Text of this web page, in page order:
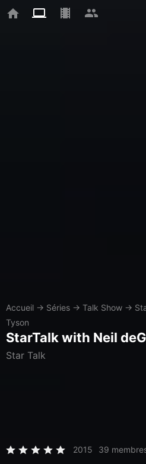
Accueil → Séries → Talk Show →
Tyson
StarTalk with Neil
Star Talk
2015 39